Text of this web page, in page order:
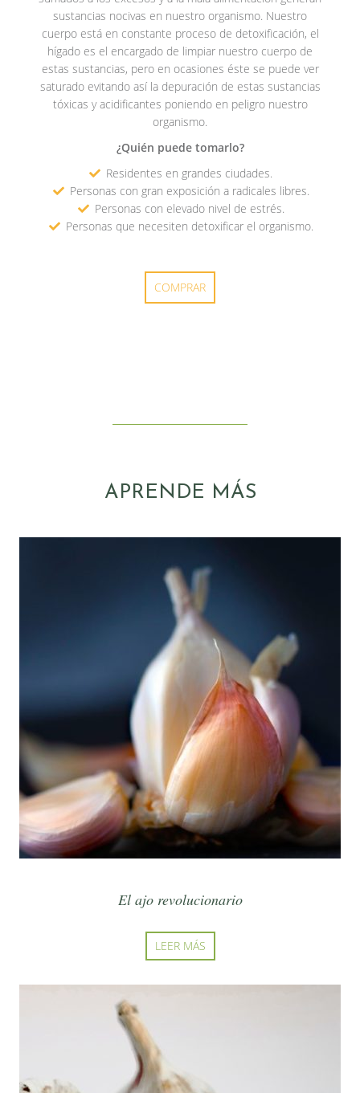
sustancias nocivas en nuestro organismo. Nuestro
cuerpo está en constante proceso de detoxificación, el
hígado es el encargado de limpiar nuestro cuerpo de
estas sustancias, pero en ocasiones éste se puede ver
saturado evitando así la depuración de estas sustancias
tóxicas y acidificantes poniendo en peligro nuestro
organismo.
¿Quién puede tomarlo?
Residentes en grandes ciudades.
Personas con gran exposición a radicales libres.
Personas con elevado nivel de estrés.
Personas que necesiten detoxificar el organismo.
COMPRAR
APRENDE MÁS
El ajo revolucionario
LEER MÁS